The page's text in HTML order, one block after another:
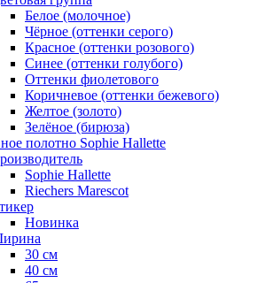
Белое (молочное)
Чёрное (оттенки серого)
Красное (оттенки розового)
Синее (оттенки голубого)
Оттенки фиолетового
Коричневое (оттенки бежевого)
Желтое (золото)
Зелёное (бирюза)
полотно Sophie Hallette
Sophie Hallette
Riechers Marescot
Новинка
30 см
40 см